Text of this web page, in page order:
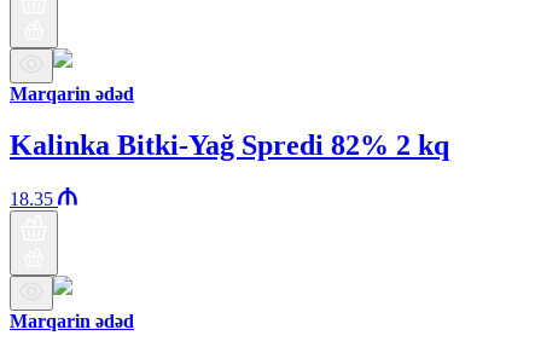
Marqarin ədəd
Kalinka Bitki-Yağ Spredi 82% 2 kq
18.35
Marqarin ədəd